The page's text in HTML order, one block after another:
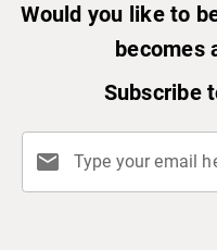
Would you like to
becomes
Subscribe
mail Type your email